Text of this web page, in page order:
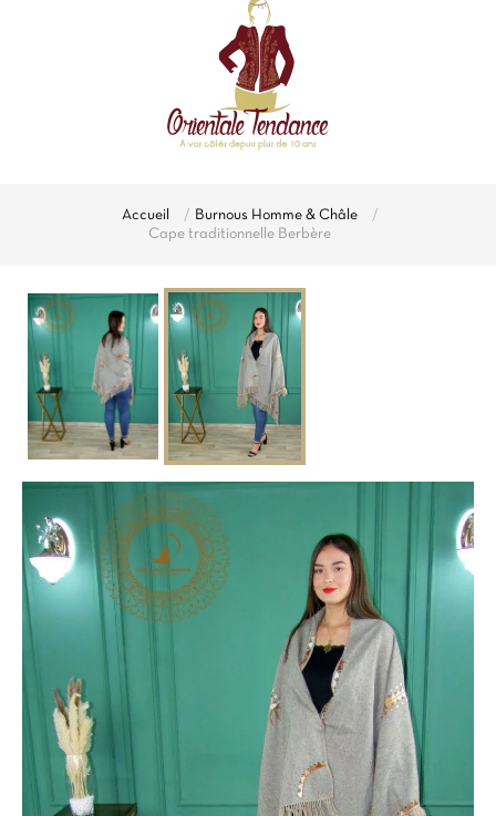
Accueil
Burnous Homme & Châle
Cape traditionnelle Berbère